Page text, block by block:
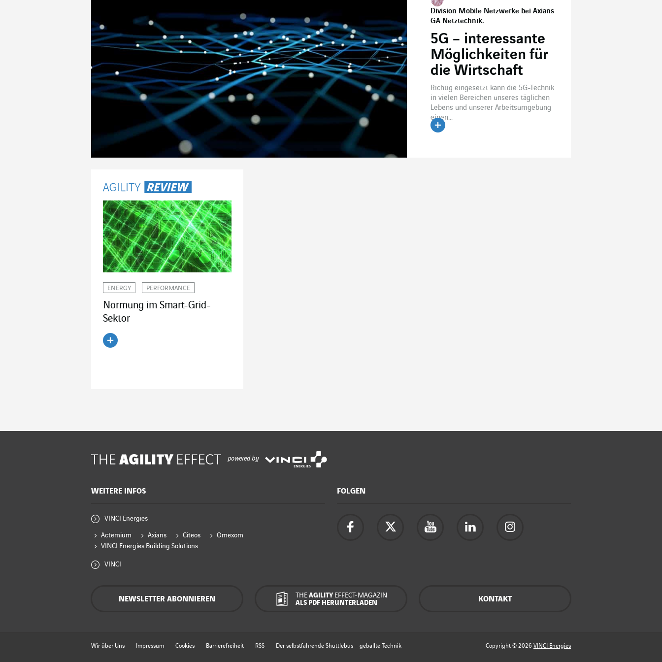
Division Mobile Netzwerke bei Axians
GA Netztechnik.
5G – interessante
Möglichkeiten für
die Wirtschaft
Richtig eingesetzt kann die 5G-Technik
in vielen Bereichen unseres täglichen
Lebens und unserer Arbeitsumgebung
einen...
ENERGY PERFORMANCE
Normung im Smart-Grid-
Sektor
powered by
WEITERE INFOS
VINCI Energies
Actemium Axians Citeos
Omexom
VINCI Energies Building Solutions
VINCI
FOLGEN
NEWSLETTER ABONNIEREN THEAGILITY EFFECT-MAGAZIN
ALS PDF HERUNTERLADEN
KONTAKT
Wir über Uns Impressum Cookies Barrierefreiheit RSS Der selbstfahrende Shuttlebus – geballte Technik Copyright © 2026 VINCI Energies